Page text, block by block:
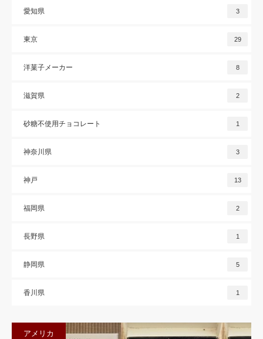
愛知県 3
東京 29
洋菓子メーカー 8
滋賀県 2
砂糖不使用チョコレート 1
神奈川県 3
神戸 13
福岡県 2
長野県 1
静岡県 5
香川県 1
アメリカ